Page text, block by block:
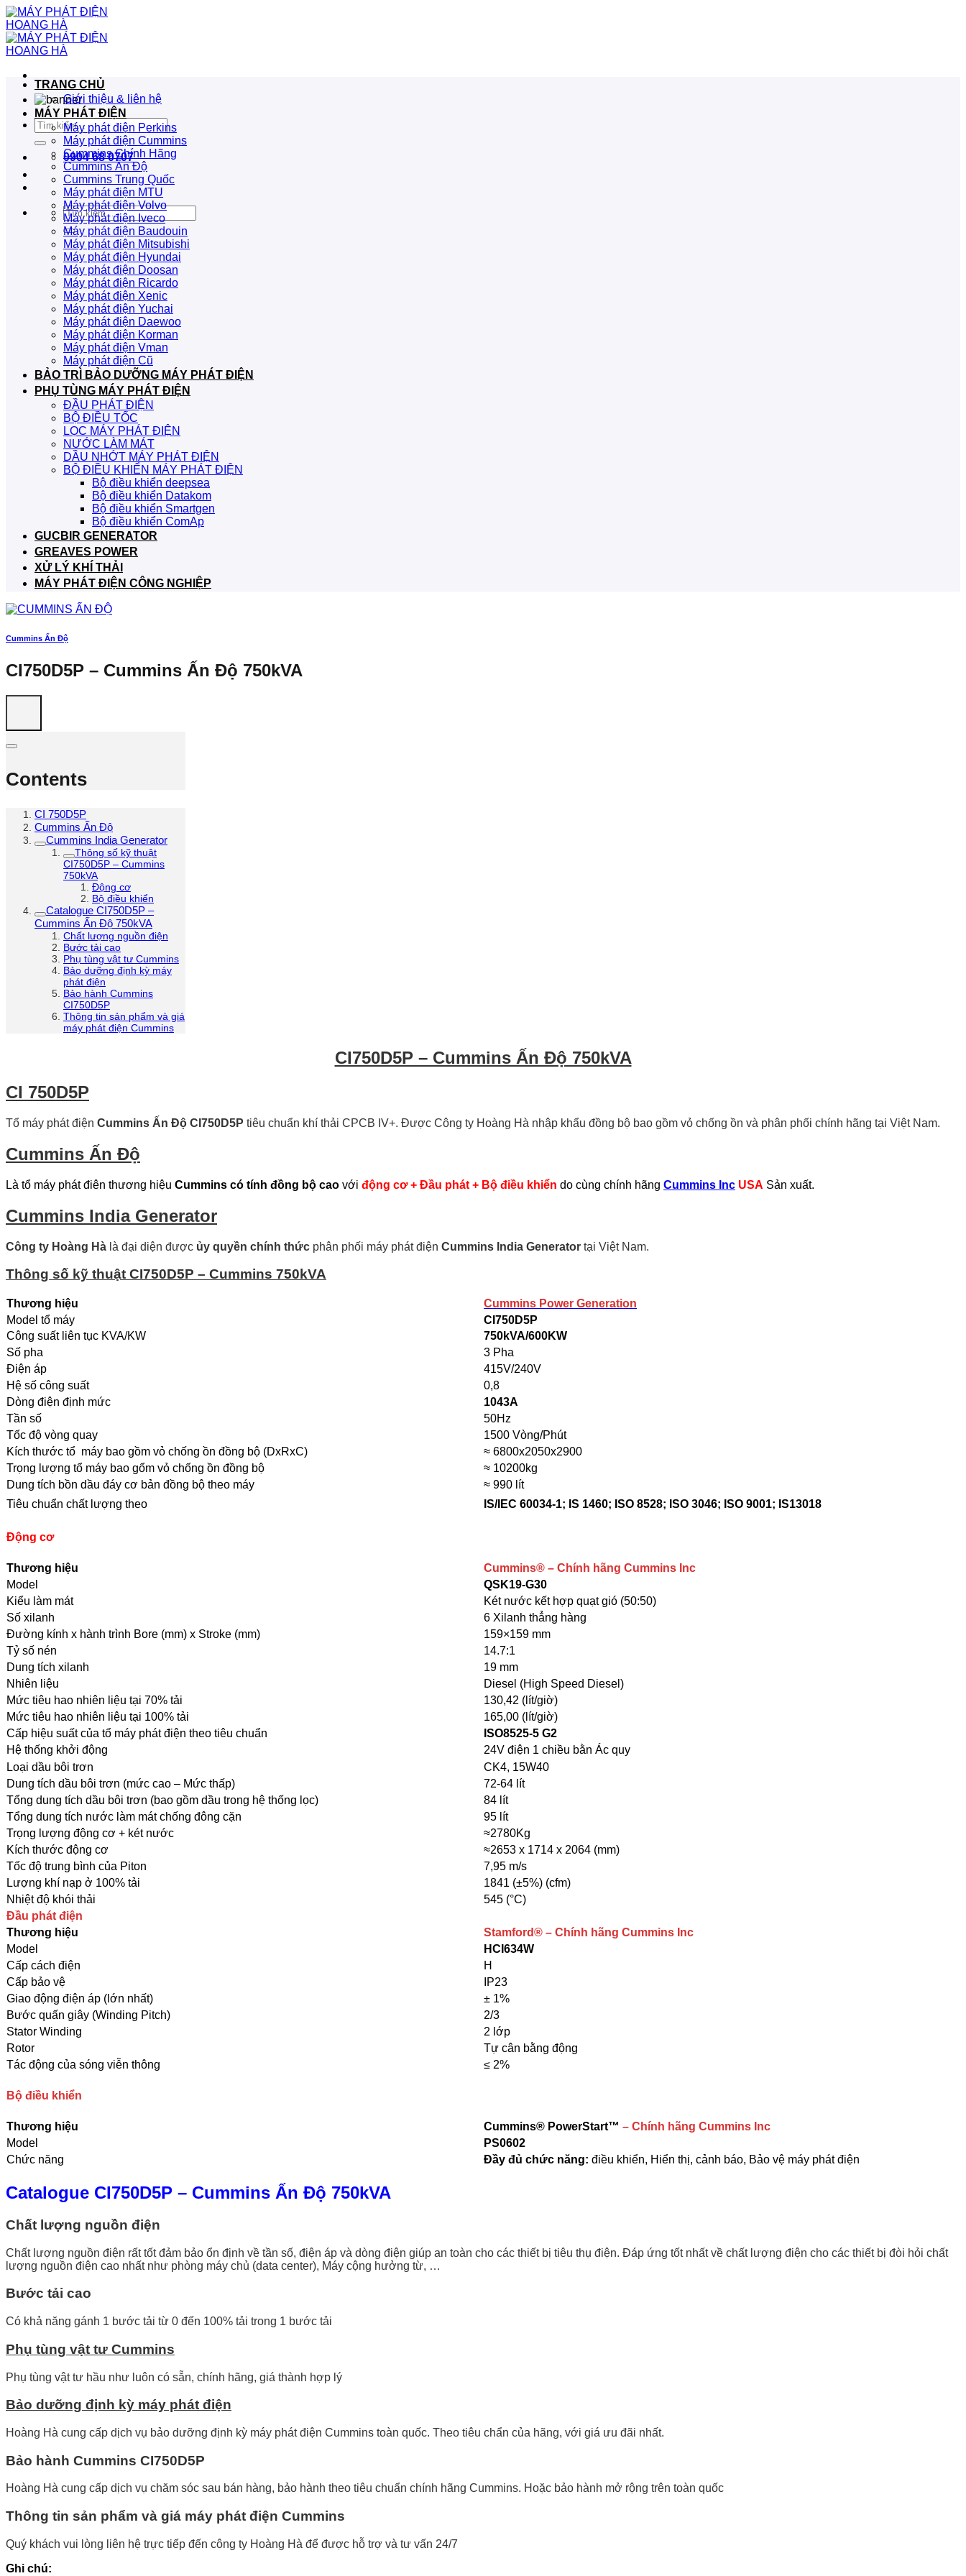
Bỏ
qua
nội
dung
Tìm
kiếm:
0904 68 0707
Tìm
kiếm:
TRANG CHỦ
Giới thiệu & liên hệ
MÁY PHÁT ĐIỆN
Máy phát điện Perkins
Máy phát điện Cummins
Cummins Chính Hãng
Cummins Ấn Độ
Cummins Trung Quốc
Máy phát điện MTU
Máy phát điện Volvo
Máy phát điện Iveco
Máy phát điện Baudouin
Máy phát điện Mitsubishi
Máy phát điện Hyundai
Máy phát điện Doosan
Máy phát điện Ricardo
Máy phát điện Xenic
Máy phát điện Yuchai
Máy phát điện Daewoo
Máy phát điện Korman
Máy phát điện Vman
Máy phát điện Cũ
BẢO TRÌ BẢO DƯỠNG MÁY PHÁT ĐIỆN
PHỤ TÙNG MÁY PHÁT ĐIỆN
ĐẦU PHÁT ĐIỆN
BỘ ĐIỀU TỐC
LỌC MÁY PHÁT ĐIỆN
NƯỚC LÀM MÁT
DẦU NHỚT MÁY PHÁT ĐIỆN
BỘ ĐIỀU KHIỂN MÁY PHÁT ĐIỆN
Bộ điều khiển deepsea
Bộ điều khiển Datakom
Bộ điều khiển Smartgen
Bộ điều khiển ComAp
GUCBIR GENERATOR
GREAVES POWER
XỬ LÝ KHÍ THẢI
MÁY PHÁT ĐIỆN CÔNG NGHIỆP
Cummins Ấn Độ
CI750D5P – Cummins Ấn Độ 750kVA
Contents
CI 750D5P
Cummins Ấn Độ
Cummins India Generator
Thông số kỹ thuật
CI750D5P – Cummins
750kVA
Động cơ
Bộ điều khiển
Catalogue CI750D5P –
Cummins Ấn Độ 750kVA
Chất lượng nguồn điện
Bước tải cao
Phụ tùng vật tư Cummins
Bảo dưỡng định kỳ máy
phát điện
Bảo hành Cummins
CI750D5P
Thông tin sản phẩm và giá
máy phát điện Cummins
CI750D5P – Cummins Ấn Độ 750kVA
CI 750D5P
Tổ máy phát điện Cummins Ấn Độ CI750D5P tiêu chuẩn khí thải CPCB IV+. Được Công ty Hoàng Hà nhập khẩu đồng bộ bao gồm vỏ chống ồn và phân phối chính hãng tại Việt Nam.
Cummins Ấn Độ
Là tổ máy phát điên thương hiệu Cummins có tính đồng bộ cao với động cơ + Đầu phát + Bộ điều khiển do cùng chính hãng Cummins Inc USA Sản xuất.
Cummins India Generator
Công ty Hoàng Hà là đại diện được ủy quyền chính thức phân phối máy phát điện Cummins India Generator tại Việt Nam.
Thông số kỹ thuật CI750D5P – Cummins 750kVA
Thương hiệu
Cummins Power Generation
Model tổ máy
CI750D5P
Công suất liên tục KVA/KW
750kVA/600KW
Số pha
3 Pha
Điện áp
415V/240V
Hệ số công suất
0,8
Dòng điện định mức
1043A
Tần số
50Hz
Tốc độ vòng quay
1500 Vòng/Phút
Kích thước tổ máy bao gồm vỏ chống ồn đồng bộ (DxRxC)
≈ 6800x2050x2900
Trọng lượng tổ máy bao gổm vỏ chống ồn đồng bộ
≈ 10200kg
Dung tích bồn dầu đáy cơ bản đồng bộ theo máy
≈ 990 lít
Tiêu chuẩn chất lượng theo
IS/IEC 60034-1; IS 1460; ISO 8528; ISO 3046; ISO 9001; IS13018
Động cơ
Thương hiệu Cummins® – Chính hãng Cummins Inc
Model
QSK19-G30
Kiểu làm mát
Két nước kết hợp quạt gió (50:50)
Số xilanh
6 Xilanh thẳng hàng
Đường kính x hành trình Bore (mm) x Stroke (mm)
159×159 mm
Tỷ số nén
14.7:1
Dung tích xilanh
19 mm
Nhiên liệu
Diesel (High Speed Diesel)
Mức tiêu hao nhiên liệu tại 70% tải
130,42 (lít/giờ)
Mức tiêu hao nhiên liệu tại 100% tải
165,00 (lít/giờ)
Cấp hiệu suất của tổ máy phát điện theo tiêu chuẩn
ISO8525-5 G2
Hệ thống khởi động
24V điện 1 chiều bằn Ác quy
Loại dầu bôi trơn
CK4, 15W40
Dung tích dầu bôi trơn (mức cao – Mức thấp)
72-64 lít
Tổng dung tích dầu bôi trơn (bao gồm dầu trong hệ thống lọc)
84 lít
Tổng dung tích nước làm mát chống đông cặn
95 lít
Trọng lượng động cơ + két nước
≈2780Kg
Kích thước động cơ
≈2653 x 1714 x 2064 (mm)
Tốc độ trung bình của Piton
7,95 m/s
Lượng khí nạp ở 100% tải
1841 (±5%) (cfm)
Nhiệt độ khói thải
545 (°C)
Đầu phát điện
Thương hiệu
Stamford® – Chính hãng Cummins Inc
Model
HCI634W
Cấp cách điện
H
Cấp bảo vệ
IP23
Giao động điện áp (lớn nhất)
± 1%
Bước quấn giây (Winding Pitch)
2/3
Stator Winding
2 lớp
Rotor
Tự cân bằng động
Tác động của sóng viễn thông
≤ 2%
Bộ điều khiển
Thương hiệu Cummins® PowerStart™ – Chính hãng Cummins Inc
Model
PS0602
Chức năng
Đầy đủ chức năng: điều khiển, Hiển thị, cảnh báo, Bảo vệ máy phát điện
Catalogue CI750D5P – Cummins Ấn Độ 750kVA
Chất lượng nguồn điện
Chất lượng nguồn điện rất tốt đảm bảo ổn định về tần số, điện áp và dòng điện giúp an toàn cho các thiết bị tiêu thụ điện. Đáp ứng tốt nhất về chất lượng điện cho các thiết bị đòi hỏi chất
lượng nguồn điện cao nhất như phòng máy chủ (data center), Máy cộng hưởng từ, …
Bước tải cao
Có khả năng gánh 1 bước tải từ 0 đến 100% tải trong 1 bước tải
Phụ tùng vật tư Cummins
Phụ tùng vật tư hầu như luôn có sẵn, chính hãng, giá thành hợp lý
Bảo dưỡng định kỳ máy phát điện
Hoàng Hà cung cấp dịch vụ bảo dưỡng định kỳ máy phát điện Cummins toàn quốc. Theo tiêu chẩn của hãng, với giá ưu đãi nhất.
Bảo hành Cummins CI750D5P
Hoàng Hà cung cấp dịch vụ chăm sóc sau bán hàng, bảo hành theo tiêu chuẩn chính hãng Cummins. Hoặc bảo hành mở rộng trên toàn quốc
Thông tin sản phẩm và giá máy phát điện Cummins
Quý khách vui lòng liên hệ trực tiếp đến công ty Hoàng Hà để được hỗ trợ và tư vấn 24/7
Ghi chú: